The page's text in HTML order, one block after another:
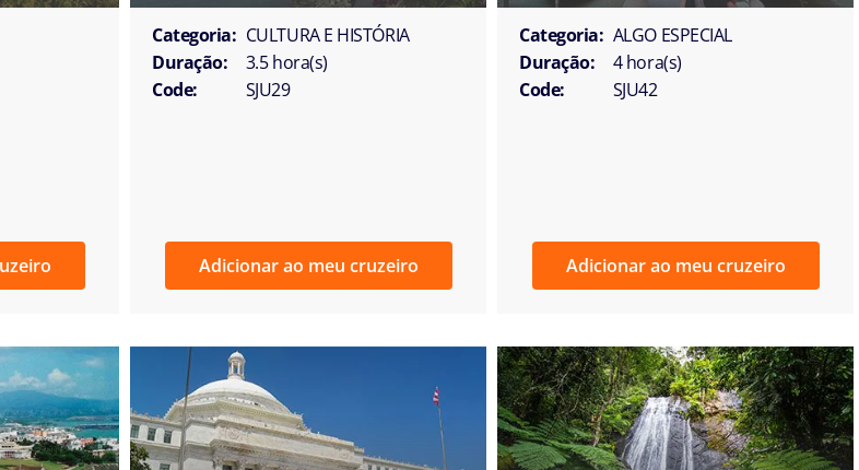
Categoria: CULTURA E HISTÓRIA
Duração:
3.5 hora(s)
Code:
SJU29
Adicionar ao meu cruzeiro
Categoria: ALGO ESPECIAL
Duração:
4 hora(s)
Code:
SJU42
Adicionar ao meu cruzeiro